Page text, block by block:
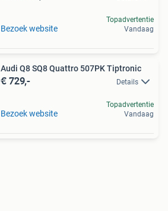
Bezoek website
Topadvertentie
Vandaag
Audi Q8 SQ8 Quattro 507PK Tiptronic
€ 729,- Details
Bezoek website
Topadvertentie
Vandaag